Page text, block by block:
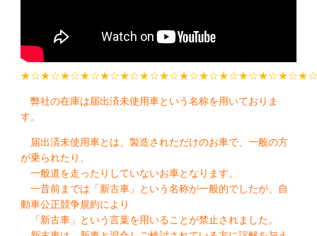
弊社の在庫は届出済未使用車という名称を用いておりま
す。
届出済未使用車とは、製造されただけのお車で、一般の方
が乗られたり、
一般道を走ったりしていないお車となります。
一昔前までは「新古車」という名称が一般的でしたが、自
動車公正競争規約により
「新古車」という言葉を用いることが禁止されました。